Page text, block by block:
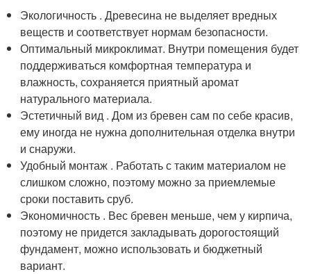
Экологичность . Древесина не выделяет вредных
веществ и соответствует нормам безопасности.
Оптимальный микроклимат. Внутри помещения будет
поддерживаться комфортная температура и
влажность, сохраняется приятный аромат
натурального материала.
Эстетичный вид . Дом из бревен сам по себе красив,
ему иногда не нужна дополнительная отделка внутри
и снаружи.
Удобный монтаж . Работать с таким материалом не
слишком сложно, поэтому можно за приемлемые
сроки поставить сруб.
Экономичность . Вес бревен меньше, чем у кирпича,
поэтому не придется закладывать дорогостоящий
фундамент, можно использовать и бюджетный
вариант.